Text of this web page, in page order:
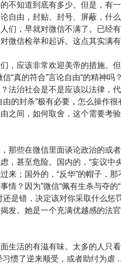
不知道到底有多少。但是，有
自由，封贴、封号、屏蔽，什
们，早就对微信不满了。已经
微信检举和起诉。这点其实满有
，应该非常欢迎美帝的措施。
“真的符合”言论自由“的精神吗
法治社会是不是应该以法律，
由的封杀”极有必要，怎么操作很
之间，如何取舍，这个需要考
那些在微信里面谈论政治的或者
，甚至危险。国内的，“妄议中
来；国外的，“反华”的帽子，那
情？因为”微信“佩有生杀与夺的
还是错，决定该对你采取什么惩
发。她是一个充满优越感的法
生活的有滋有味。太多的人只
习惯了逆来顺受，或者助纣为虐